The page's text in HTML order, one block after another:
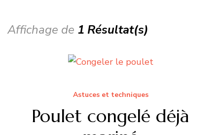
Affichage de 1 Résultat(s)
Astuces et techniques
Poulet congelé déjà